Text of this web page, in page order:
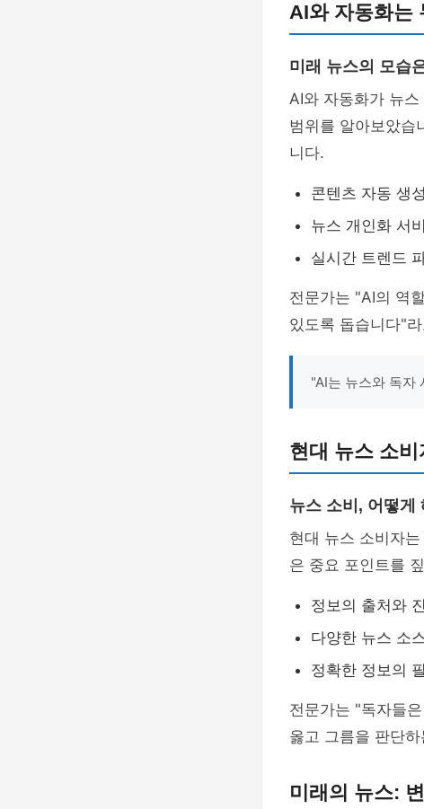
AI와 자동화는
미래 뉴스의 모습
AI와 자동화가 뉴
범위를 알아보았습
니다.
콘텐츠 자동 생성
뉴스 개인화 서
실시간 트렌드
전문가는 "AI의 역
있도록 돕습니다"
"AI는 뉴스와 독자
현대 뉴스 소
뉴스 소비, 어떻게
현대 뉴스 소비자
은 중요 포인트를
정보의 출처와
다양한 뉴스 소
정확한 정보의
전문가는 "독자들
옳고 그름을 판단
미래의 뉴스: